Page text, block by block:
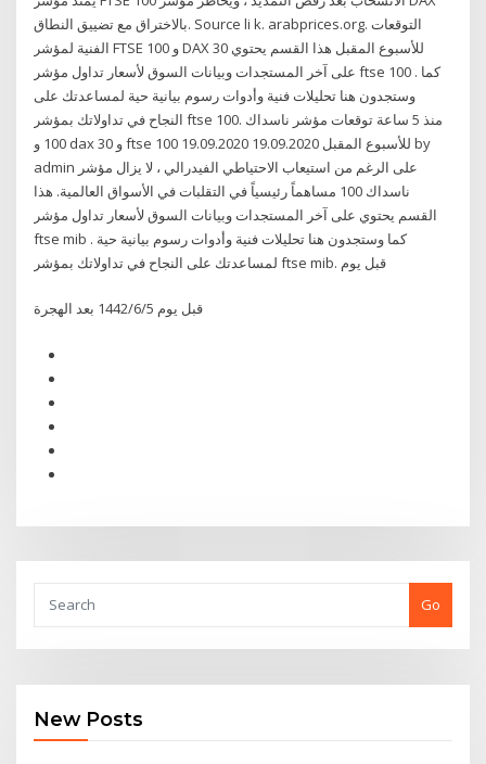
بالاختراق مع تضييق النطاق. Source li k. arabprices.org. التوقعات
الفنية لمؤشر FTSE 100 و DAX 30 للأسبوع المقبل هذا القسم يحتوي
على آخر المستجدات وبيانات السوق لأسعار تداول مؤشر ftse 100 . كما
وستجدون هنا تحليلات فنية وأدوات رسوم بيانية حية لمساعدتك على
النجاح في تداولاتك بمؤشر ftse 100. منذ 5 ساعة توقعات مؤشر ناسداك
100 و dax 30 و ftse 100 للأسبوع المقبل 19.09.2020 19.09.2020 by
admin على الرغم من استيعاب الاحتياطي الفيدرالي ، لا يزال مؤشر
ناسداك 100 مساهماً رئيسياً في التقلبات في الأسواق العالمية. هذا
القسم يحتوي على آخر المستجدات وبيانات السوق لأسعار تداول مؤشر
ftse mib . كما وستجدون هنا تحليلات فنية وأدوات رسوم بيانية حية
لمساعدتك على النجاح في تداولاتك بمؤشر ftse mib. قبل يوم
قبل يوم 5‏‏/6‏‏/1442 بعد الهجرة
Go
New Posts